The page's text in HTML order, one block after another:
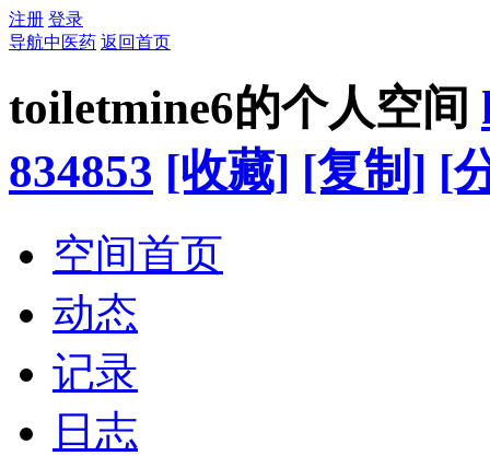
注册 登录
导航中医药 返回首页
toiletmine6的个人空间
834853 [收藏] [复制] [
空间首页
动态
记录
日志